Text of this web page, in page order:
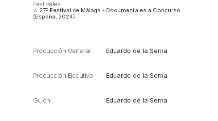
Festivales
☆ 27º Festival de Málaga - Documentales a Concurso
(España, 2024)
Producción General Eduardo de la Serna
Producción Ejecutiva Eduardo de la Serna
Guión Eduardo de la Serna